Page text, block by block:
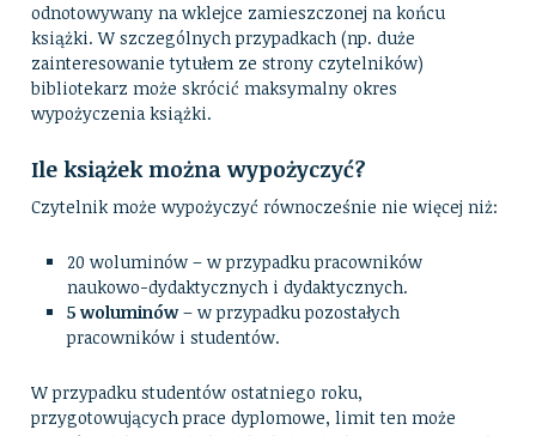
odnotowywany na wklejce zamieszczonej na końcu
książki. W szczególnych przypadkach (np. duże
zainteresowanie tytułem ze strony czytelników)
bibliotekarz może skrócić maksymalny okres
wypożyczenia książki.
Ile książek można wypożyczyć?
Czytelnik może wypożyczyć równocześnie nie więcej niż:
20 woluminów – w przypadku pracowników
naukowo-dydaktycznych i dydaktycznych.
5 woluminów– w przypadku pozostałych
pracowników i studentów.
W przypadku studentów ostatniego roku,
przygotowujących prace dyplomowe, limit ten może